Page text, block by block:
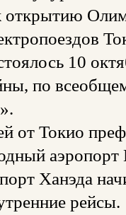
открытию
10
по
от Токио
аэропорт
Ханэда
рейсы.